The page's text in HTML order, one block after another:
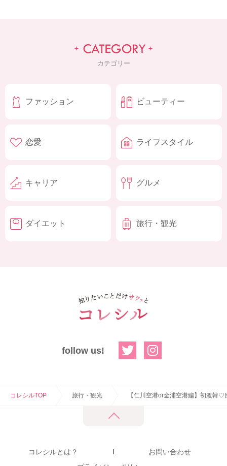
カテゴリー
ファッション ビューティー
恋愛 ライフスタイル
キャリア グルメ
ダイエット 旅行・観光
follow us!
コレシルTOP 旅行・観光 【仁川空港or金浦空港編】初渡韓
コレシルとは？
お問い合わせ